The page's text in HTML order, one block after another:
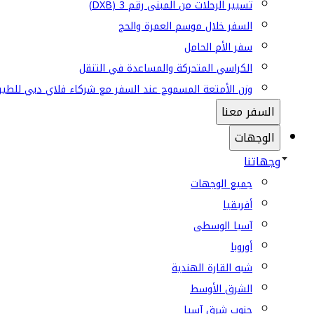
تسيير الرحلات من المبنى رقم 3 (DXB)
السفر خلال موسم العمرة والحج
سفر الأم الحامل
الكراسي المتحركة والمساعدة في التنقل
وزن الأمتعة المسموح عند السفر مع شركاء فلاي دبي
السفر معنا
الوجهات
وجهاتنا
جميع الوجهات
أفريقيا
آسيا الوسطى
أوروبا
شبه القارة الهندية
الشرق الأوسط
جنوب شرق آسيا